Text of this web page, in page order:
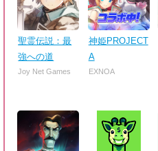
聖霊伝説：最
強への道
Joy Net Games
神姫PROJECT
A
EXNOA